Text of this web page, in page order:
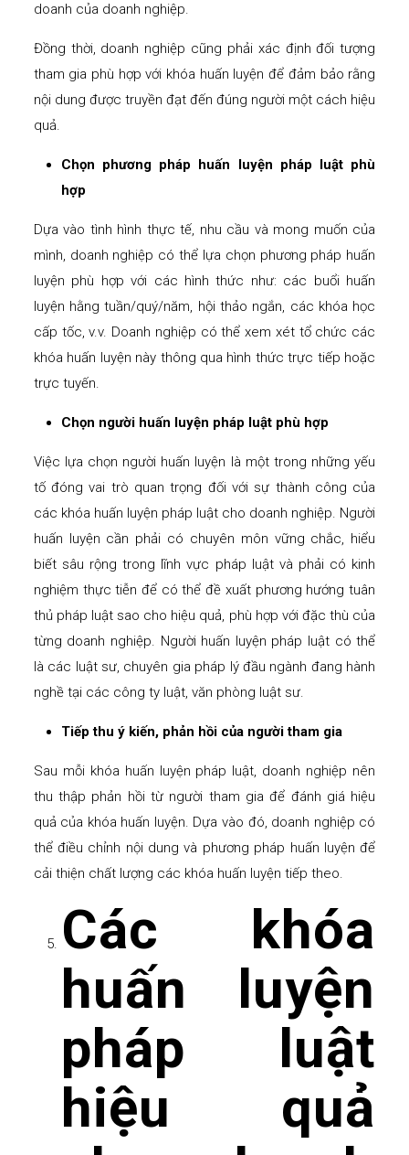
doanh của doanh nghiệp.
Đồng thời, doanh nghiệp cũng phải xác định đối tượng
tham gia phù hợp với khóa huấn luyện để đảm bảo rằng
nội dung được truyền đạt đến đúng người một cách hiệu
quả.
Chọn phương pháp huấn luyện pháp luật phù
hợp
Dựa vào tình hình thực tế, nhu cầu và mong muốn của
mình, doanh nghiệp có thể lựa chọn phương pháp huấn
luyện phù hợp với các hình thức như: các buổi huấn
luyện hằng tuần/quý/năm, hội thảo ngắn, các khóa học
cấp tốc, v.v. Doanh nghiệp có thể xem xét tổ chức các
khóa huấn luyện này thông qua hình thức trực tiếp hoặc
trực tuyến.
Chọn người huấn luyện pháp luật phù hợp
Việc lựa chọn người huấn luyện là một trong những yếu
tố đóng vai trò quan trọng đối với sự thành công của
các khóa huấn luyện pháp luật cho doanh nghiệp. Người
huấn luyện cần phải có chuyên môn vững chắc, hiểu
biết sâu rộng trong lĩnh vực pháp luật và phải có kinh
nghiệm thực tiễn để có thể đề xuất phương hướng tuân
thủ pháp luật sao cho hiệu quả, phù hợp với đặc thù của
từng doanh nghiệp. Người huấn luyện pháp luật có thể
là các luật sư, chuyên gia pháp lý đầu ngành đang hành
nghề tại các công ty luật, văn phòng luật sư.
Tiếp thu ý kiến, phản hồi của người tham gia
Sau mỗi khóa huấn luyện pháp luật, doanh nghiệp nên
thu thập phản hồi từ người tham gia để đánh giá hiệu
quả của khóa huấn luyện. Dựa vào đó, doanh nghiệp có
thể điều chỉnh nội dung và phương pháp huấn luyện để
cải thiện chất lượng các khóa huấn luyện tiếp theo.
Các khóa
huấn luyện
pháp luật
hiệu quả